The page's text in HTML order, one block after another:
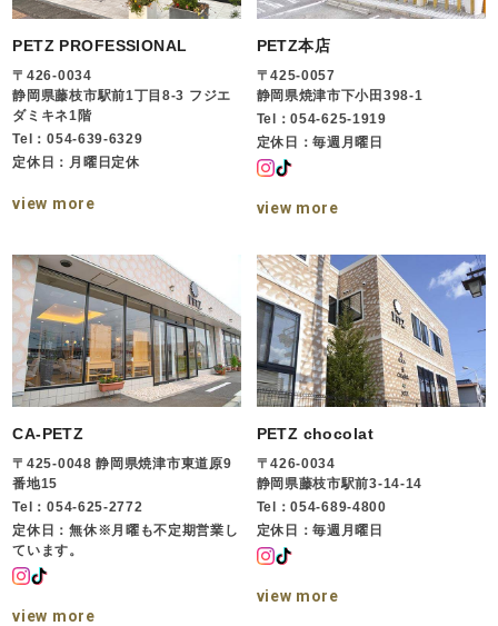
PETZ PROFESSIONAL
〒426-0034
静岡県藤枝市駅前1丁目8-3 フジエ
ダミキネ1階
Tel：054-639-6329
定休日：月曜日定休
view more
PETZ本店
〒425-0057
静岡県焼津市下小田398-1
Tel：054-625-1919
定休日：毎週月曜日
view more
CA-PETZ
〒425-0048 静岡県焼津市東道原9
番地15
Tel：054-625-2772
定休日：無休※月曜も不定期営業し
ています。
view more
PETZ chocolat
〒426-0034
静岡県藤枝市駅前3-14-14
Tel：054-689-4800
定休日：毎週月曜日
view more